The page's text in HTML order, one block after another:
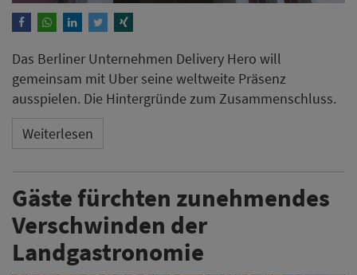
Das Berliner Unternehmen Delivery Hero will
gemeinsam mit Uber seine weltweite Präsenz
ausspielen. Die Hintergründe zum Zusammenschluss.
Weiterlesen
Gäste fürchten zunehmendes
Verschwinden der
Landgastronomie